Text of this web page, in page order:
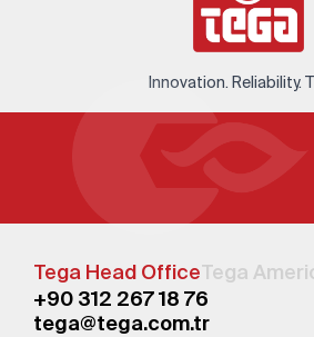
Innovation. Reliability.
Tega Head OfficeTega
+90 312 267 18 76
tega@tega.com.tr